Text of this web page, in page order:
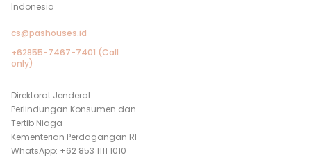
Indonesia
cs@pashouses.id
+62855-7467-7401 (Call
only)
Direktorat Jenderal
Perlindungan Konsumen dan
Tertib Niaga
Kementerian Perdagangan RI
WhatsApp: +62 853 1111 1010